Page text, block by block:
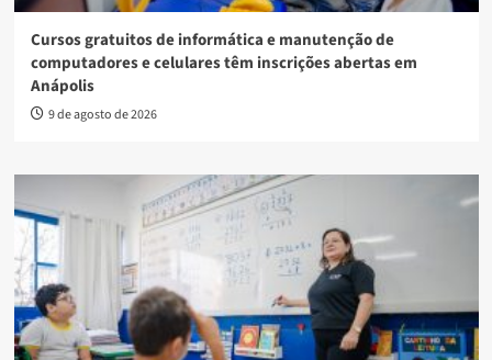
Cursos gratuitos de informática e manutenção de
computadores e celulares têm inscrições abertas em
Anápolis
9 de agosto de 2026